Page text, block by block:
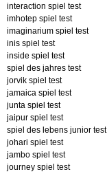
interaction spiel test
imhotep spiel test
imaginarium spiel test
inis spiel test
inside spiel test
spiel des jahres test
jorvik spiel test
jamaica spiel test
junta spiel test
jaipur spiel test
spiel des lebens junior test
johari spiel test
jambo spiel test
journey spiel test